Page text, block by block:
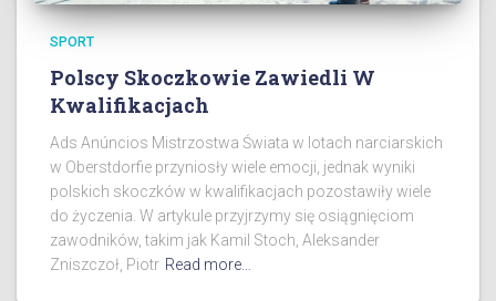
SPORT
Polscy Skoczkowie Zawiedli W
Kwalifikacjach
Ads Anúncios Mistrzostwa Świata w lotach narciarskich
w Oberstdorfie przyniosły wiele emocji, jednak wyniki
polskich skoczków w kwalifikacjach pozostawiły wiele
do życzenia. W artykule przyjrzymy się osiągnięciom
zawodników, takim jak Kamil Stoch, Aleksander
Zniszczoł, Piotr Read more…